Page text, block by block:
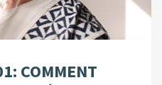
COMMENT